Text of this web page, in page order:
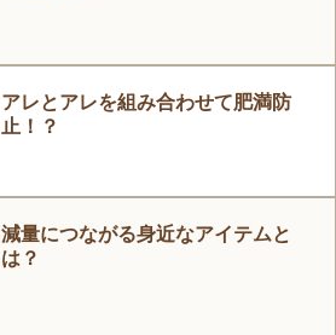
アレとアレを組み合わせて肥満防
止！？
減量につながる身近なアイテムと
は？